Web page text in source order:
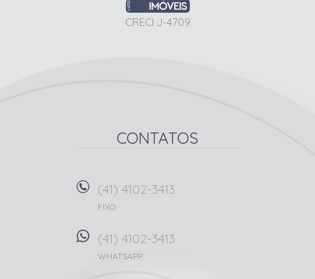
CRECI J-4709
CONTATOS
(41) 4102-3413
FIXO
(41) 4102-3413
WHATSAPP